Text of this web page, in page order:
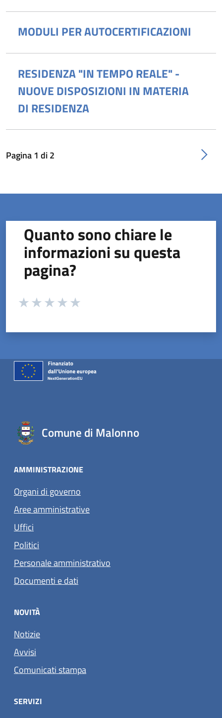
MODULI PER AUTOCERTIFICAZIONI
RESIDENZA "IN TEMPO REALE" -
NUOVE DISPOSIZIONI IN MATERIA
DI RESIDENZA
Pagina1 di2
Quanto sono chiare le
informazioni su questa
pagina?
Valuta da 1 a 5 stelle la pagina
Comune di Malonno
AMMINISTRAZIONE
Organi di governo
Aree amministrative
Uffici
Politici
Personale amministrativo
Documenti e dati
NOVITÀ
Notizie
Avvisi
Comunicati stampa
SERVIZI